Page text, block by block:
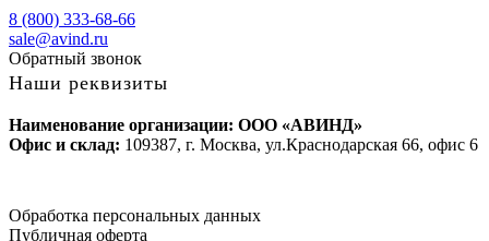
8 (800) 333-68-66
sale@avind.ru
Обратный звонок
Наши реквизиты
Наименование организации: ООО «АВИНД»
Офис и склад: 109387, г. Москва, ул.Краснодарская 66, офис 6
Обработка персональных данных
Публичная оферта